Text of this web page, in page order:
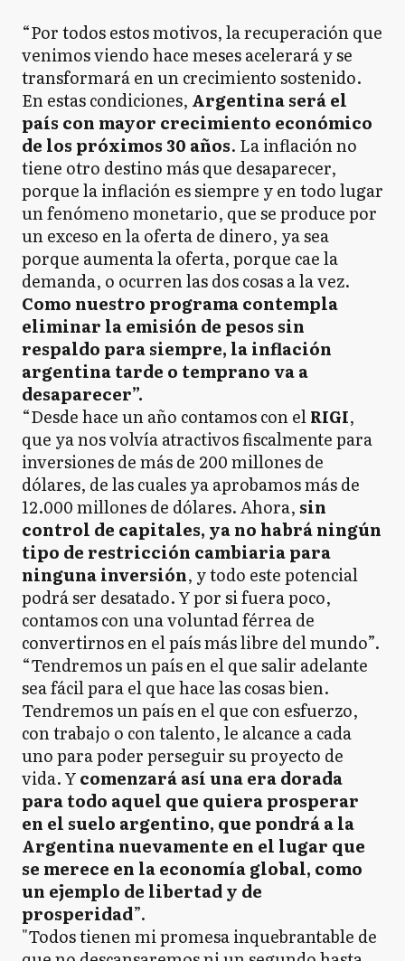
“Por todos estos motivos, la recuperación que
venimos viendo hace meses acelerará y se
transformará en un crecimiento sostenido.
En estas condiciones, Argentina será el
país con mayor crecimiento económico
de los próximos 30 años. La inflación no
tiene otro destino más que desaparecer,
porque la inflación es siempre y en todo lugar
un fenómeno monetario, que se produce por
un exceso en la oferta de dinero, ya sea
porque aumenta la oferta, porque cae la
demanda, o ocurren las dos cosas a la vez.
Como nuestro programa contempla
eliminar la emisión de pesos sin
respaldo para siempre, la inflación
argentina tarde o temprano va a
desaparecer”.
“Desde hace un año contamos con elRIGI,
que ya nos volvía atractivos fiscalmente para
inversiones de más de 200 millones de
dólares, de las cuales ya aprobamos más de
12.000 millones de dólares. Ahora, sin
control de capitales, ya no habrá ningún
tipo de restricción cambiaria para
ninguna inversión, y todo este potencial
podrá ser desatado. Y por si fuera poco,
contamos con una voluntad férrea de
convertirnos en el país más libre del mundo”.
“Tendremos un país en el que salir adelante
sea fácil para el que hace las cosas bien.
Tendremos un país en el que con esfuerzo,
con trabajo o con talento, le alcance a cada
uno para poder perseguir su proyecto de
vida. Ycomenzará así una era dorada
para todo aquel que quiera prosperar
en el suelo argentino, que pondrá a la
Argentina nuevamente en el lugar que
se merece en la economía global, como
un ejemplo de libertad y de
prosperidad”.
"Todos tienen mi promesa inquebrantable de